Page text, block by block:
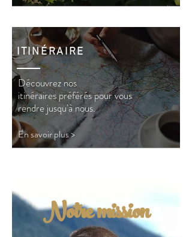
ITINÉRAIRE
Découvrez nos
itinérairespréférés pour vous
rendre jusqu'à nous.
En savoir plus >
Notre mission